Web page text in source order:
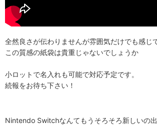
全然良さが伝わりませんが雰囲気だけでも感じ
この質感の紙袋は貴重じゃないでしょうか
小ロットで名入れも可能で対応予定です。
続報をお待ち下さい！
Nintendo Switchなんてもうそろそろ新しいの